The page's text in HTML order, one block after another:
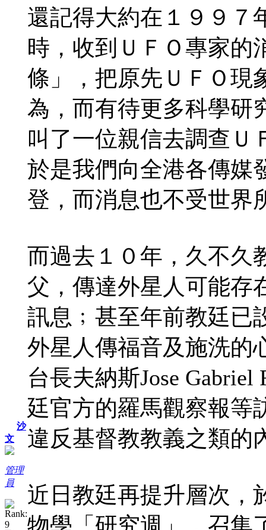
沙
文
管理
員
還記得大約在１９９７
時，收到ＵＦＯ專家的
條」，把原先ＵＦＯ現
為，而有待更多科學研
叫了一位親信去調查Ｕ
於是我們向全港各傳媒
登，而消息也不受世界
而過去１０年，久不久
父，傳達外星人可能存
訊息﹔甚至年前教廷已
外星人傳福音及施洗的
台長夫納斯Jose
廷官方的羅馬觀察報等
違反基督教教義之類的
近日教廷再提升層次，
物學「研究週」，召集